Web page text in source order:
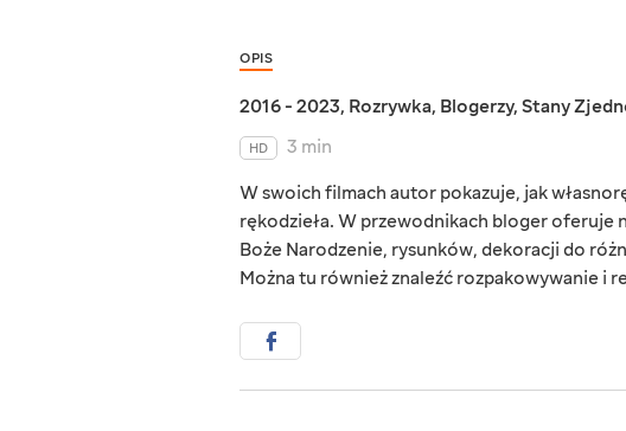
OPIS
2016 - 2023, Rozrywka, Blogerzy, Stany
HD
3 min
W swoich filmach autor pokazuje, jak
rękodzieła. W przewodnikach bloger oferuje
Boże Narodzenie, rysunków, dekoracji do
Można tu również znaleźć rozpakowywanie i